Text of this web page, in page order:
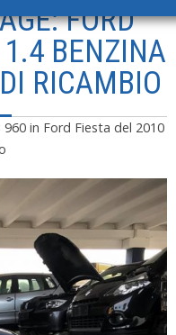
FORD
BENZINA
RICAMBIO
960 in Ford Fiesta del 2010